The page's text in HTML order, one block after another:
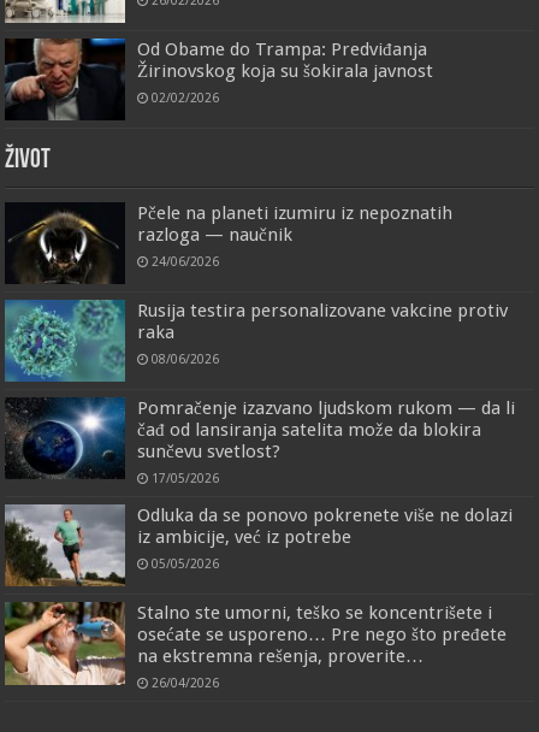
Od Obame do Trampa: Predviđanja
Žirinovskog koja su šokirala javnost
02/02/2026
ŽIVOT
Pčele na planeti izumiru iz nepoznatih
razloga — naučnik
24/06/2026
Rusija testira personalizovane vakcine protiv
raka
08/06/2026
Pomračenje izazvano ljudskom rukom — da li
čađ od lansiranja satelita može da blokira
sunčevu svetlost?
17/05/2026
Odluka da se ponovo pokrenete više ne dolazi
iz ambicije, već iz potrebe
05/05/2026
Stalno ste umorni, teško se koncentrišete i
osećate se usporeno… Pre nego što pređete
na ekstremna rešenja, proverite…
26/04/2026